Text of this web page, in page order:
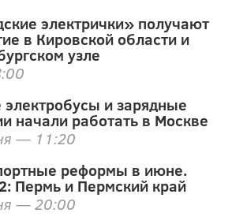
электрички» получают
в Кировской области и
узле
и зарядные
начали работать в Москве
— 11:20
реформы в июне.
Пермь и Пермский край
— 20:00